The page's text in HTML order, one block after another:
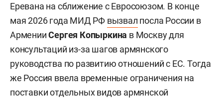
Еревана на сближение с Евросоюзом. В конце
мая 2026 года МИД РФ вызвал посла России в
АрменииСергея Копыркина в Москву для
консультаций из-за шагов армянского
руководства по развитию отношений с ЕС. Тогда
же Россия ввела временные ограничения на
поставки отдельных видов армянской